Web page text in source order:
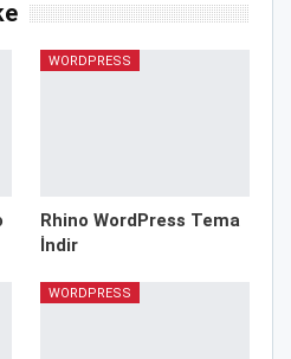
WORDPRESS
Rhino WordPress Tema
İndir
WORDPRESS